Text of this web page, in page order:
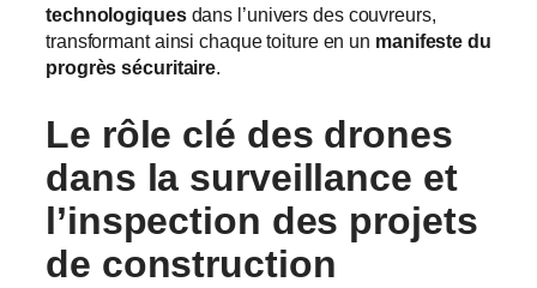
technologiquesdans l’univers des couvreurs,
transformant ainsi chaque toiture en un manifeste du
progrès sécuritaire.
Le rôle clé des drones
dans la surveillance et
l’inspection des projets
de construction